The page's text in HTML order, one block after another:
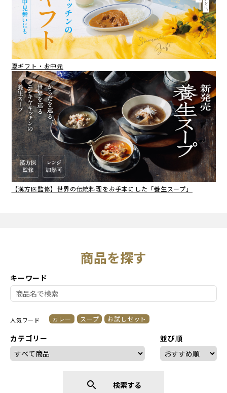
夏ギフト・お中元
【漢方医監修】世界の伝統料理をお手本にした「養生スープ」
商品を探す
キーワード
カテゴリー
人気ワード カレー スープ お試しセット
並び順
search 検索する